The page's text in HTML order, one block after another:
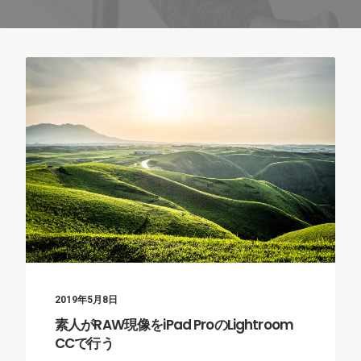
2019年5月8日
素人がRAW現像をiPad ProのLightroom
CCで行う